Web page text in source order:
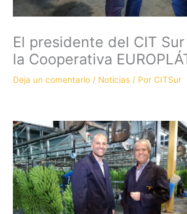
El presidente del CIT
la Cooperativa
Deja un comentario / Noticias / PorCITSur